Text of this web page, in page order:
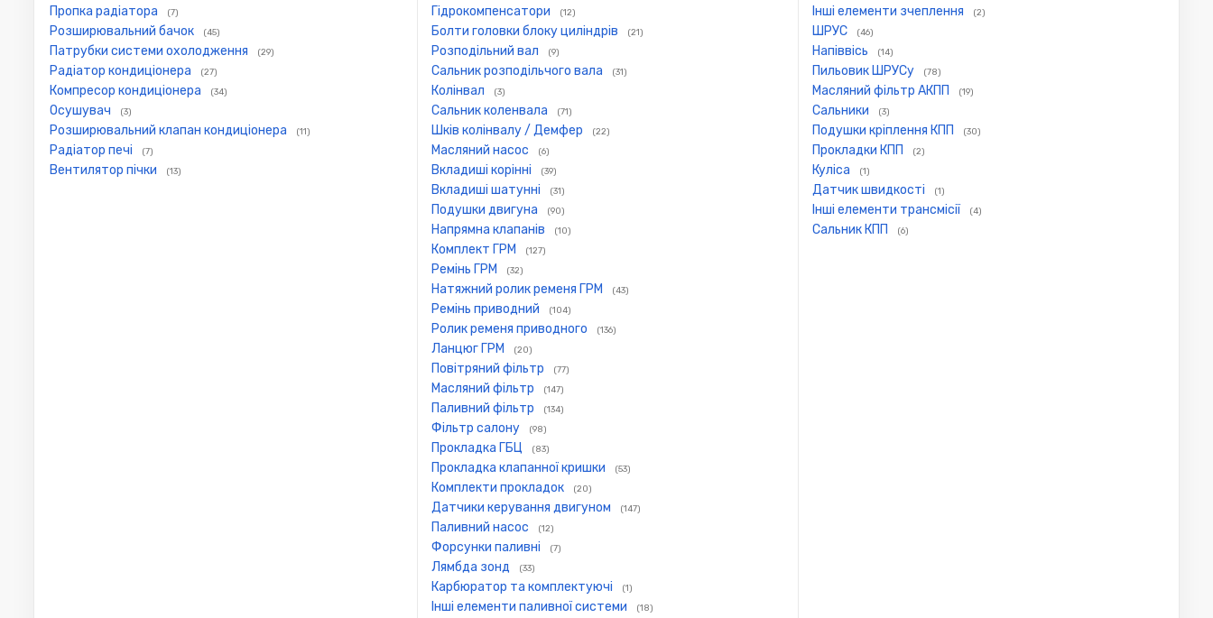
Пропка радіатора (7)
Розширювальний бачок (45)
Патрубки системи охолодження (29)
Радіатор кондиціонера (27)
Компресор кондиціонера (34)
Осушувач (3)
Розширювальний клапан кондиціонера (11)
Радіатор печі (7)
Вентилятор пічки (13)
Гідрокомпенсатори (12)
Болти головки блоку циліндрів (21)
Розподільний вал (9)
Сальник розподільчого вала (31)
Колінвал (3)
Сальник коленвала (71)
Шків колінвалу / Демфер (22)
Масляний насос (6)
Вкладиші корінні (39)
Вкладиші шатунні (31)
Подушки двигуна (90)
Напрямна клапанів (10)
Комплект ГРМ (127)
Ремінь ГРМ (32)
Натяжний ролик ременя ГРМ (43)
Ремінь приводний (104)
Ролик ременя приводного (136)
Ланцюг ГРМ (20)
Повітряний фільтр (77)
Масляний фільтр (147)
Паливний фільтр (134)
Фільтр салону (98)
Прокладка ГБЦ (83)
Прокладка клапанної кришки (53)
Комплекти прокладок (20)
Датчики керування двигуном (147)
Паливний насос (12)
Форсунки паливні (7)
Лямбда зонд (33)
Карбюратор та комплектуючі (1)
Інші елементи паливної системи (18)
Інші елементи зчеплення (2)
ШРУС (46)
Напіввісь (14)
Пильовик ШРУСу (78)
Масляний фільтр АКПП (19)
Сальники (3)
Подушки кріплення КПП (30)
Прокладки КПП (2)
Куліса (1)
Датчик швидкості (1)
Інші елементи трансмісії (4)
Сальник КПП (6)